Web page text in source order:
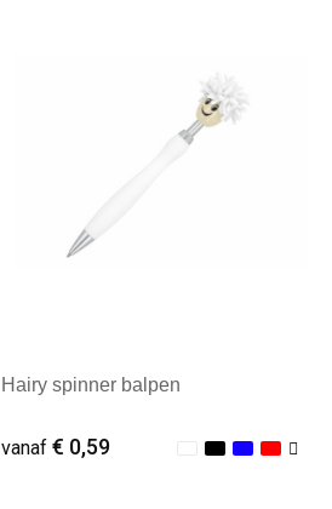
Hairy spinner balpen
vanaf € 0,59